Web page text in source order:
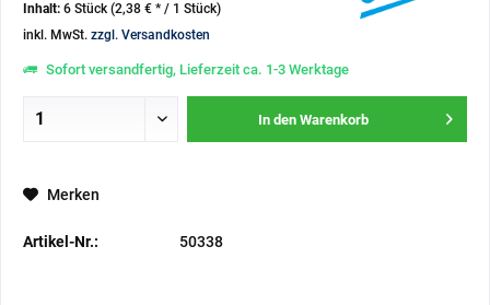
Inhalt: 6 Stück (2,38 € * / 1 Stück)
inkl. MwSt. zzgl. Versandkosten
Sofort versandfertig, Lieferzeit ca. 1-3 Werktage
In den Warenkorb
Merken
Artikel-Nr.: 50338